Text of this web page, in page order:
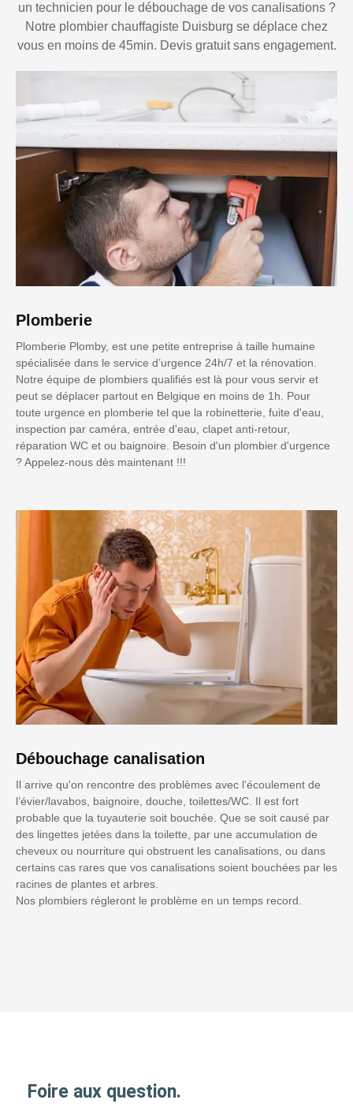
un technicien pour le débouchage de vos canalisations ?
Notre plombier chauffagiste Duisburg se déplace chez
vous en moins de 45min. Devis gratuit sans engagement.
Plomberie
Plomberie Plomby, est une petite entreprise à taille humaine
spécialisée dans le service d’urgence 24h/7 et la rénovation.
Notre équipe de plombiers qualifiés est là pour vous servir et
peut se déplacer partout en Belgique en moins de 1h. Pour
toute urgence en plomberie tel que la robinetterie, fuite d'eau,
inspection par caméra, entrée d'eau, clapet anti-retour,
réparation WC et ou baignoire. Besoin d'un plombier d'urgence
? Appelez-nous dès maintenant !!!
Débouchage canalisation
Il arrive qu'on rencontre des problèmes avec l’écoulement de
l’évier/lavabos, baignoire, douche, toilettes/WC. Il est fort
probable que la tuyauterie soit bouchée. Que se soit causé par
des lingettes jetées dans la toilette, par une accumulation de
cheveux ou nourriture qui obstruent les canalisations, ou dans
certains cas rares que vos canalisations soient bouchées par les
racines de plantes et arbres.
Nos plombiers régleront le problème en un temps record.
Foire aux question.